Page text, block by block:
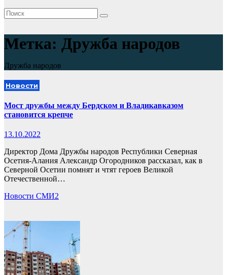
Метка: Дружба народов
Дружба народов
Новости
Мост дружбы между Бердском и Владикавказом
становится крепче
13.10.2022
Директор Дома Дружбы народов Республики Северная
Осетия-Алания Александр Огородников рассказал, как в
Северной Осетии помнят и чтят героев Великой
Отечественной…
Новости СМИ2